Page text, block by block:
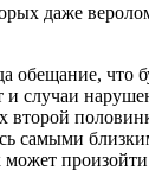
даже
что
случаи
самыми